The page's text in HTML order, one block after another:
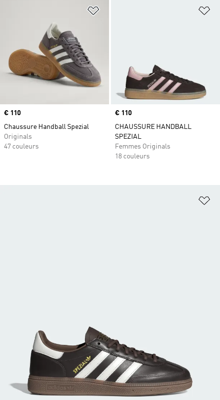
Ajouter à la Liste de produits
Prix
€ 110
Chaussure Handball Spezial
Originals
47 couleurs
Prix
€ 110
CHAUSSURE HANDBALL
SPEZIAL
Femmes Originals
18 couleurs